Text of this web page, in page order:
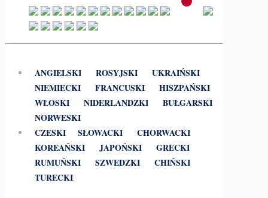
ANGIELSKI ROSYJSKI
UKRAIŃSKI
NIEMIECKI
FRANCUSKI
HISZPAŃSKI
WŁOSKI
NIDERLANDZKI
BUŁGARSKI
NORWESKI
CZESKI
SŁOWACKI
CHORWACKI
KOREAŃSKI
JAPOŃSKI
GRECKI
RUMUŃSKI
SZWEDZKI
CHIŃSKI
TURECKI